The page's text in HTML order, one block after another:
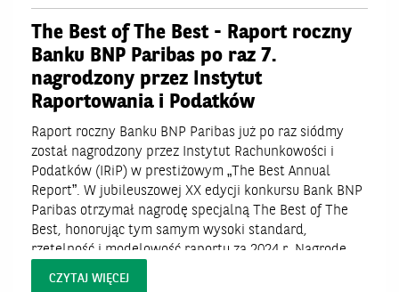
The Best of The Best - Raport roczny
Banku BNP Paribas po raz 7.
nagrodzony przez Instytut
Raportowania i Podatków
Raport roczny Banku BNP Paribas już po raz siódmy
został nagrodzony przez Instytut Rachunkowości i
Podatków (IRiP) w prestiżowym „The Best Annual
Report”. W jubileuszowej XX edycji konkursu Bank BNP
Paribas otrzymał nagrodę specjalną The Best of The
Best, honorując tym samym wysoki standard,
rzetelność i modelowość raportu za 2024 r. Nagrodę
CZYTAJ WIĘCEJ